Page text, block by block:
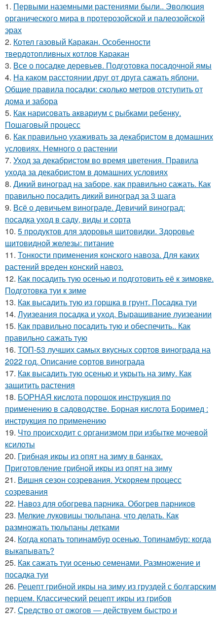
1. Первыми наземными растениями были.. Эволюция
органического мира в протерозойской и палеозойской
эрах
2. Котел газовый Каракан. Особенности
твердотопливных котлов Каракан
3. Все о посадке деревьев. Подготовка посадочной ямы
4. На каком расстоянии друг от друга сажать яблони.
Общие правила посадки: сколько метров отступить от
дома и забора
5. Как нарисовать аквариум с рыбками ребенку.
Пошаговый процесс
6. Как правильно ухаживать за декабристом в домашних
условиях. Немного о растении
7. Уход за декабристом во время цветения. Правила
ухода за декабристом в домашних условиях
8. Дикий виноград на заборе, как правильно сажать. Как
правильно посадить дикий виноград за 3 шага
9. Всё о девичьем винограде. Девичий виноград:
посадка уход в саду, виды и сорта
10. 5 продуктов для здоровья щитовидки. Здоровье
щитовидной железы: питание
11. Тонкости применения конского навоза. Для каких
растений вреден конский навоз.
12. Как посадить тую осенью и подготовить её к зимовке.
Подготовка туи к зиме
13. Как высадить тую из горшка в грунт. Посадка туи
14. Луизеания посадка и уход. Выращивание луизеании
15. Как правильно посадить тую и обеспечить.. Как
правильно сажать тую
16. ТОП-53 лучших самых вкусных сортов винограда на
2022 год. Описание сортов винограда
17. Как высадить тую осенью и укрыть на зиму. Как
защитить растения
18. БОРНАЯ кислота порошок инструкция по
применению в садоводстве. Борная кислота Боримед :
инструкция по применению
19. Что происходит с организмом при избытке мочевой
ксилоты
20. Грибная икры из опят на зиму в банках.
Приготовление грибной икры из опят на зиму
21. Вишня сезон созревания. Ускоряем процесс
созревания
22. Навоз для обогрева парника. Обогрев парников
23. Мелкие луковицы тюльпана, что делать. Как
размножать тюльпаны детками
24. Когда копать топинамбур осенью. Топинамбур: когда
выкапывать?
25. Как сажать туи осенью семенами. Размножение и
посадка туи
26. Рецепт грибной икры на зиму из груздей с болгарским
перцем. Классический рецепт икры из грибов
27. Средство от ожогов ― действуем быстро и